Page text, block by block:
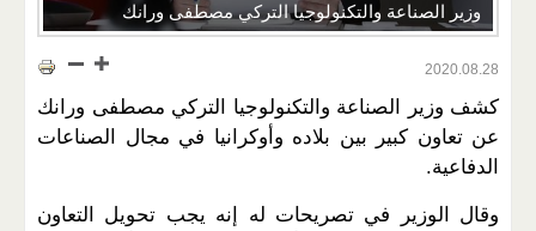
وزير الصناعة والتكنولوجيا التركي مصطفى ورانك
2020.08.28
كشف وزير الصناعة والتكنولوجيا التركي مصطفى ورانك
عن تعاون كبير بين بلاده وأوكرانيا في مجال الصناعات
الدفاعية.
وقال الوزير في تصريحات له إنه يجب تحويل التعاون